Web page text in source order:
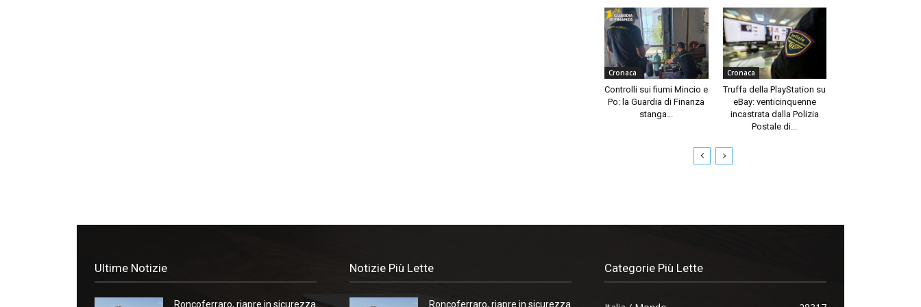
Cronaca
Controlli sui fiumi Mincio e
Po: la Guardia di Finanza
stanga...
Cronaca
Truffa della PlayStation su
eBay: venticinquenne
incastrata dalla Polizia
Postale di...
Ultime Notizie
Roncoferraro, riapre in sicurezza
Notizie Più Lette
Roncoferraro, riapre in sicurezza
Categorie Più Lette